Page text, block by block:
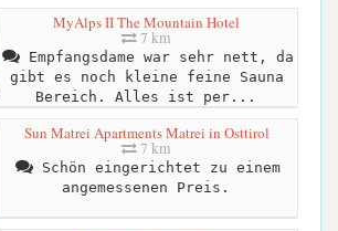
MyAlps II The Mountain Hotel
7 km
Empfangsdame war sehr nett, da
gibt es noch kleine feine Sauna
Bereich. Alles ist per...
Sun Matrei Apartments Matrei in Osttirol
7 km
Schön eingerichtet zu einem
angemessenen Preis.